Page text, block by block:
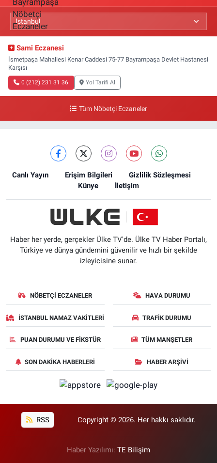
Sami Eczanesi
İsmetpaşa Mahallesi Kenar Caddesi 75-77 Bayrampaşa Devlet Hastanesi
Karşısı
0 (212) 231 31 36 Yol Tarifi Al
Tüm Nöbetçi Eczaneler
Canlı Yayın Erişim Bilgileri
Gizlilik Sözleşmesi
Künye
İletişim
Haber her yerde, gerçekler Ülke TV'de. Ülke TV Haber Portalı,
Türkiye ve dünya gündemini güvenilir ve hızlı bir şekilde
izleyicisine sunar.
NÖBETÇI ECZANELER HAVA DURUMU
İSTANBUL NAMAZ VAKITLERI TRAFIK DURUMU
PUAN DURUMU VE FIKSTÜR TÜM MANŞETLER
SON DAKIKA HABERLERI HABER ARŞIVI
RSS Copyright © 2026. Her hakkı saklıdır.
Haber Yazılımı: TE Bilişim